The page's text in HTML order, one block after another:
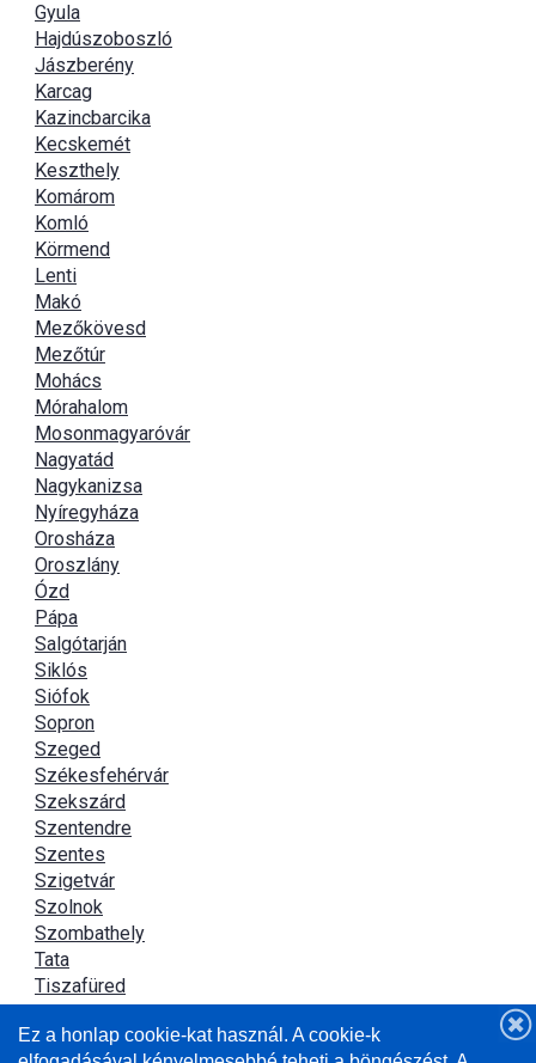
Gyula
Hajdúszoboszló
Jászberény
Karcag
Kazincbarcika
Kecskemét
Keszthely
Komárom
Komló
Körmend
Lenti
Makó
Mezőkövesd
Mezőtúr
Mohács
Mórahalom
Mosonmagyaróvár
Nagyatád
Nagykanizsa
Nyíregyháza
Orosháza
Oroszlány
Ózd
Pápa
Salgótarján
Siklós
Siófok
Sopron
Szeged
Székesfehérvár
Szekszárd
Szentendre
Szentes
Szigetvár
Szolnok
Szombathely
Tata
Tiszafüred
Újszász
Ez a honlap cookie-kat használ. A cookie-k